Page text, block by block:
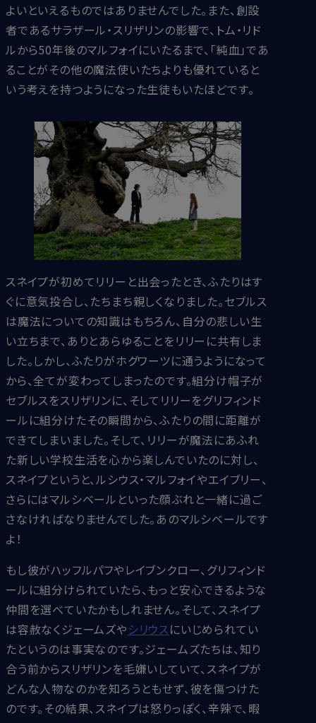
よいといえるものではありませんでした。また、創設
者であるサラザール・スリザリンの影響で、トム・リド
ルから50年後のマルフォイにいたるまで、「純血」であ
ることがその他の魔法使いたちよりも優れていると
いう考えを持つようになった生徒もいたほどです。
スネイプが初めてリリーと出会ったとき、ふたりはす
ぐに意気投合し、たちまち親しくなりました。セブルス
は魔法についての知識はもちろん、自分の悲しい生
い立ちまで、ありとあらゆることをリリーに共有しま
した。しかし、ふたりがホグワーツに通うようになって
から、全てが変わってしまったのです。組分け帽子が
セブルスをスリザリンに、そしてリリーをグリフィンド
ールに組分けたその瞬間から、ふたりの間に距離が
できてしまいました。そして、リリーが魔法にあふれ
た新しい学校生活を心から楽しんでいたのに対し、
スネイプというと、ルシウス・マルフォイやエイブリー、
さらにはマルシベールといった顔ぶれと一緒に過ご
さなければなりませんでした。あのマルシベールです
よ！
もし彼がハッフルパフやレイブンクロー、グリフィンド
ールに組分けられていたら、もっと安心できるような
仲間を選べていたかもしれません。そして、スネイプ
は容赦なくジェームズやシリウスにいじめられてい
たというのは事実なのです。ジェームズたちは、知り
合う前からスリザリンを毛嫌いしていて、スネイプが
どんな人物なのかを知ろうともせず、彼を傷つけた
のです。その結果、スネイプは怒りっぽく、辛辣で、暇